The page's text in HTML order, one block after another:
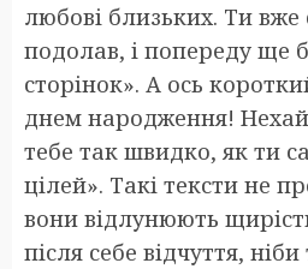
любові близьких. Ти вже
подолав, і попереду ще
сторінок». А ось
днем народження!
тебе так швидко, як ти
цілей». Такі тексти не
вони відлунюють
після себе відчуття,